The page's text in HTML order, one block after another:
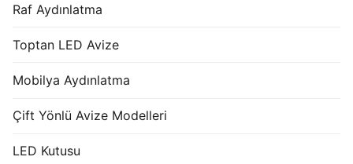
Raf Aydınlatma
Toptan LED Avize
Mobilya Aydınlatma
Çift Yönlü Avize Modelleri
LED Kutusu